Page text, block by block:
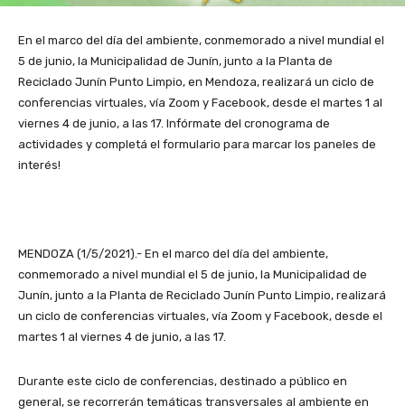
En el marco del día del ambiente, conmemorado a nivel mundial el
5 de junio, la Municipalidad de Junín, junto a la Planta de
Reciclado Junín Punto Limpio, en Mendoza, realizará un ciclo de
conferencias virtuales, vía Zoom y Facebook, desde el martes 1 al
viernes 4 de junio, a las 17. Infórmate del cronograma de
actividades y completá el formulario para marcar los paneles de
interés!
MENDOZA (1/5/2021).- En el marco del día del ambiente,
conmemorado a nivel mundial el 5 de junio, la Municipalidad de
Junín, junto a la Planta de Reciclado Junín Punto Limpio, realizará
un ciclo de conferencias virtuales, vía Zoom y Facebook, desde el
martes 1 al viernes 4 de junio, a las 17.
Durante este ciclo de conferencias, destinado a público en
general, se recorrerán temáticas transversales al ambiente en